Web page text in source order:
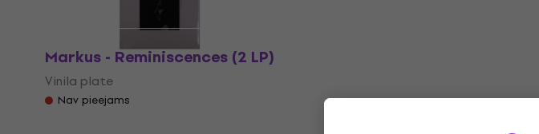
Markus - Reminiscences (2 LP)
Vinila plate
Nav pieejams